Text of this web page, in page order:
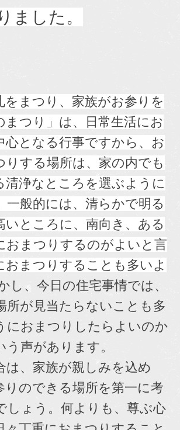
ました。
をまつり、家族がお参りを
まつり」は、日常生活にお
心となる行事ですから、お
りする場所は、家の内でも
清浄なところを選ぶように
一般的には、清らかで明る
いところに、南向き、ある
おまつりするのがよいと言
おまつりすることも多いよ
し、今日の住宅事情では、
所が見当たらないことも多
におまつりしたらよいのか
声があります。
は、家族が親しみを込め
りのできる場所を第一に考
しょう。何よりも、尊ぶ心